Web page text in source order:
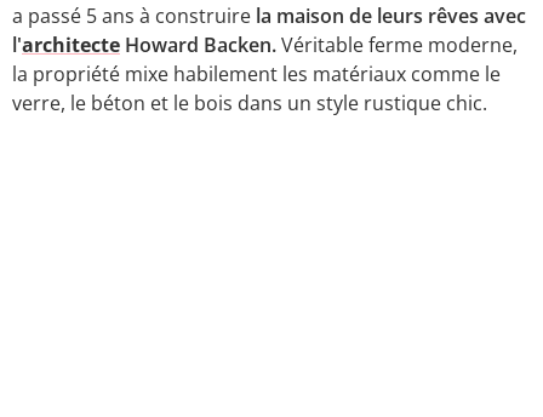
a passé 5 ans à construire la maison de leurs rêves avec
l'architecte Howard Backen.Véritable ferme moderne,
la propriété mixe habilement les matériaux comme le
verre, le béton et le bois dans un style rustique chic.